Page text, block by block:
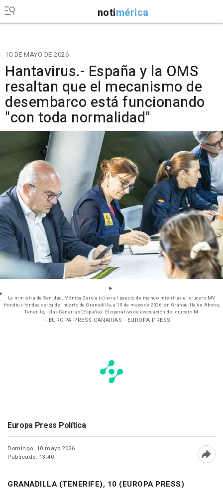
notimérica
10 DE MAYO DE 2026
Hantavirus.- España y la OMS
resaltan que el mecanismo de
desembarco está funcionando
"con toda normalidad"
La ministra de Sanidad, Mónica García (c) en el puesto de mando mientras el crucero MV
Hondius fondea cerca del puerto de Granadilla, a 10 de mayo de 2026, en Granadilla de Abona,
Tenerife, Islas Canarias (España). El operativo de evacuación del crucero M
- EUROPA PRESS CANARIAS - EUROPA PRESS
Europa Press Política
Domingo, 10 mayo 2026
Publicado: 13:40
GRANADILLA (TENERIFE), 10 (EUROPA PRESS)